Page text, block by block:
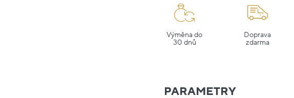
Výměna do
30 dnů
Doprava
zdarma
PARAMETRY